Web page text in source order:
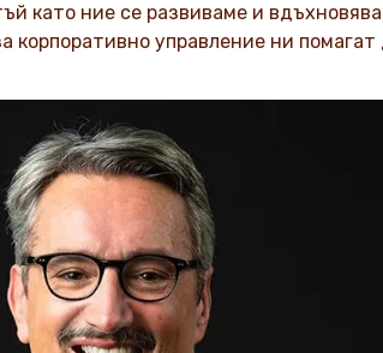
като ние се развиваме и
корпоративно управление ни